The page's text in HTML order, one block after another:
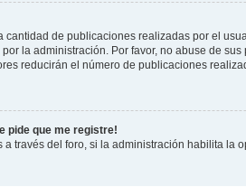
de publicaciones realizadas por el
la administración. Por favor, no abuse de
reducirán el número de publicaciones
pide que me registre!
través del foro, si la administración habilita